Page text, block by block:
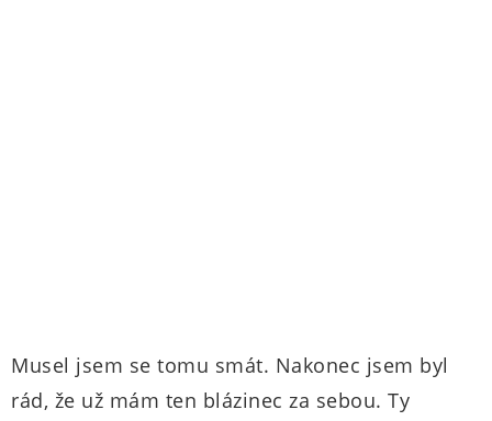
Musel jsem se tomu smát. Nakonec jsem byl
rád, že už mám ten blázinec za sebou. Ty